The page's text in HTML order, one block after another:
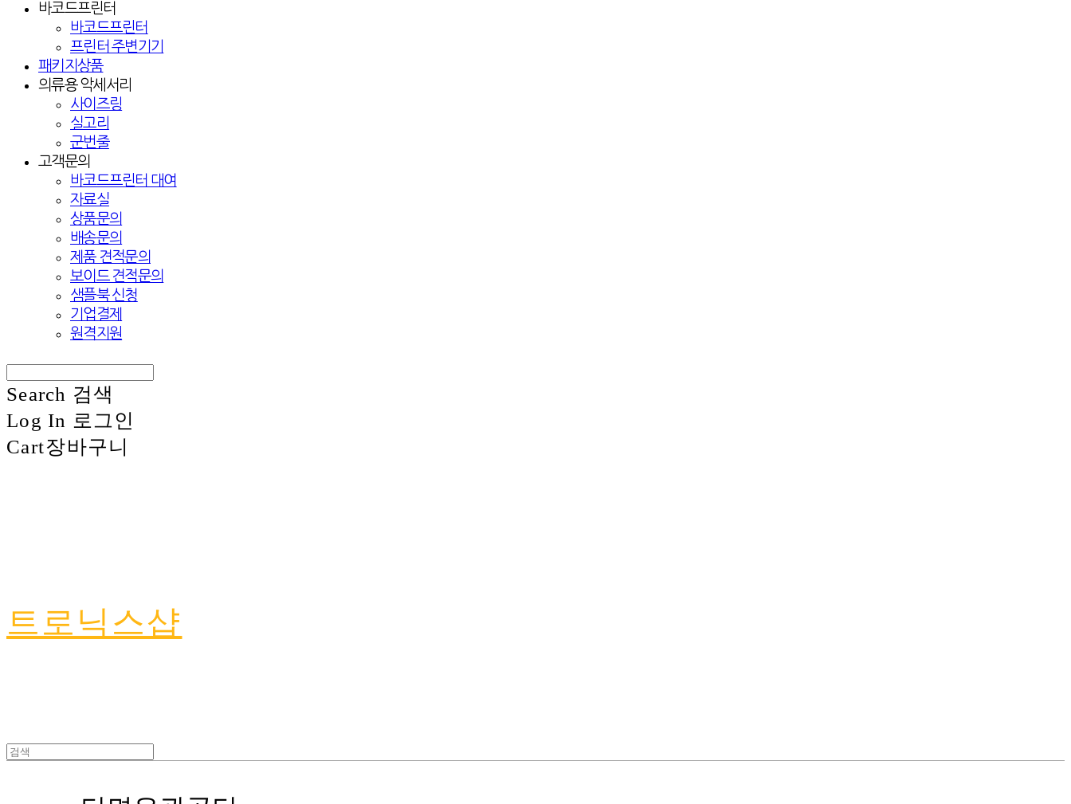
바코드프린터
바코드프린터
프린터 주변기기
패키지상품
의류용 악세서리
사이즈링
실고리
군번줄
고객문의
바코드프린터 대여
자료실
상품문의
배송문의
제품 견적문의
보이드 견적문의
샘플북 신청
기업결제
원격지원
Search 검색
Log In 로그인
Cart장바구니
트로닉스샵